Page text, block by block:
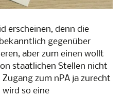
erscheinen, denn die
gegenüber
aber zum einen wollt
staatlichen Stellen nicht
zum nPA ja zurecht
wird so eine